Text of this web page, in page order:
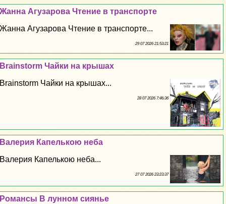
Жанна Агузарова Чтение в трaнcпорте
Жанна Агузарова Чтение в трaнcпорте...
29 07 2026 21:53:21
Brainstorm Чайки на крышах
Brainstorm Чайки на крышах...
28 07 2026 7:46:36
Валерия Капелькою неба
Валерия Капелькою неба...
27 07 2026 23:23:37
Романсы В лунном сиянье